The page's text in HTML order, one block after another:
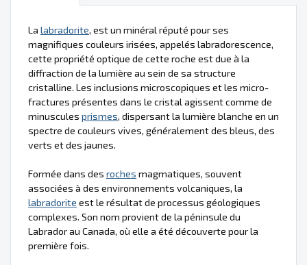
La labradorite, est un minéral réputé pour ses
magnifiques couleurs irisées, appelés labradorescence,
cette propriété optique de cette roche est due à la
diffraction de la lumière au sein de sa structure
cristalline. Les inclusions microscopiques et les micro-
fractures présentes dans le cristal agissent comme de
minuscules prismes, dispersant la lumière blanche en un
spectre de couleurs vives, généralement des bleus, des
verts et des jaunes.
Formée dans des roches magmatiques, souvent
associées à des environnements volcaniques, la
labradorite est le résultat de processus géologiques
complexes. Son nom provient de la péninsule du
Labrador au Canada, où elle a été découverte pour la
première fois.